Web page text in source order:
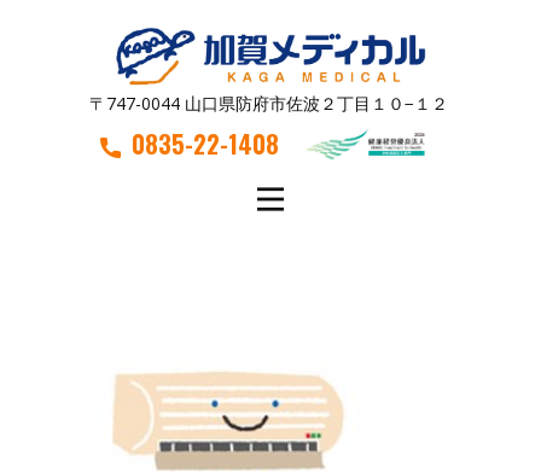
〒747-0044 山口県防府市佐波２丁目１０−１２
0835-22-1408